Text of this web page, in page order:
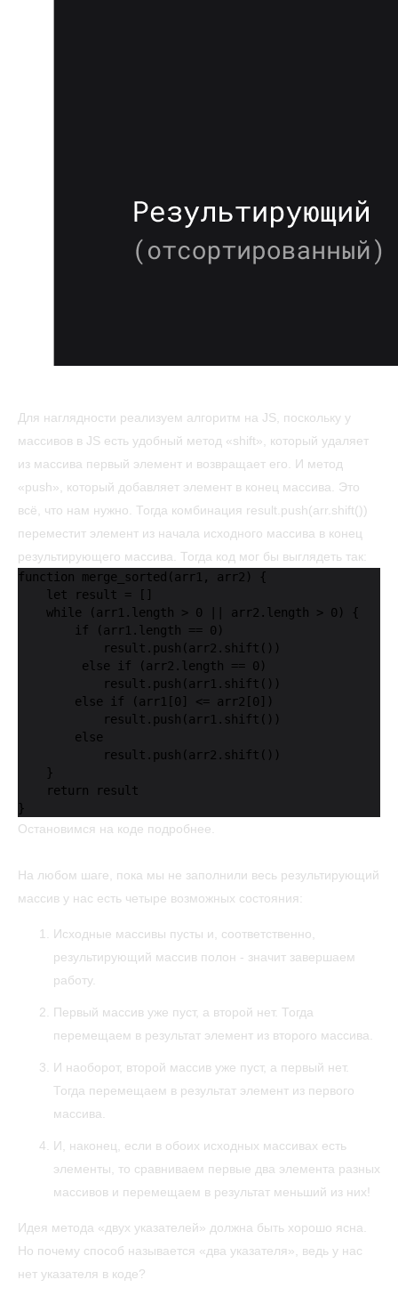
Для наглядности реализуем алгоритм на JS, поскольку у
массивов в JS есть удобный метод «shift», который удаляет
из массива первый элемент и возвращает его. И метод
«push», который добавляет элемент в конец массива. Это
всё, что нам нужно. Тогда комбинация result.push(arr.shift())
переместит элемент из начала исходного массива в конец
результирующего массива. Тогда код мог бы выглядеть так:
function merge_sorted(arr1, arr2) {
    let result = []
    while (arr1.length > 0 || arr2.length > 0) {
        if (arr1.length == 0)
            result.push(arr2.shift())
         else if (arr2.length == 0)
            result.push(arr1.shift())
        else if (arr1[0] <= arr2[0])
            result.push(arr1.shift())
        else
            result.push(arr2.shift())
    }
    return result
}
Остановимся на коде подробнее.
На любом шаге, пока мы не заполнили весь результирующий
массив у нас есть четыре возможных состояния:
Исходные массивы пусты и, соответственно,
результирующий массив полон - значит завершаем
работу.
Первый массив уже пуст, а второй нет. Тогда
перемещаем в результат элемент из второго массива.
И наоборот, второй массив уже пуст, а первый нет.
Тогда перемещаем в результат элемент из первого
массива.
И, наконец, если в обоих исходных массивах есть
элементы, то сравниваем первые два элемента разных
массивов и перемещаем в результат меньший из них!
Идея метода «двух указателей» должна быть хорошо ясна.
Но почему способ называется «два указателя», ведь у нас
нет указателя в коде?